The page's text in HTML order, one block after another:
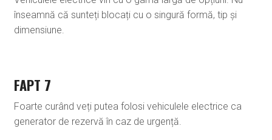
înseamnă că sunteți blocați cu o singură formă, tip și
dimensiune.
FAPT 7
Foarte curând veți putea folosi vehiculele electrice ca
generator de rezervă în caz de urgență.